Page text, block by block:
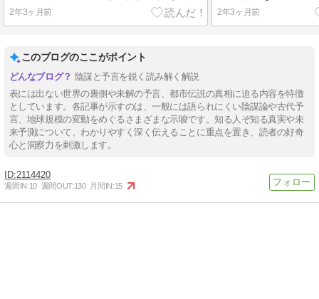
2年3ヶ月前 2年3ヶ月前
このブログのここがポイント
陰謀と予言を鋭く読み解く解説
表には出ない世界の裏側や未解の予言、都市伝説の真相に迫る内容を特徴
としています。各記事が示すのは、一般には語られにくい陰謀論や古代予
言、地球規模の変動をめぐるさまざまな示唆です。知る人ぞ知る真実や未
来予測について、わかりやすく深く伝えることに重点を置き、読者の好奇
心と洞察力を刺激します。
2114420
週間IN:10 週間OUT:130 月間IN:15